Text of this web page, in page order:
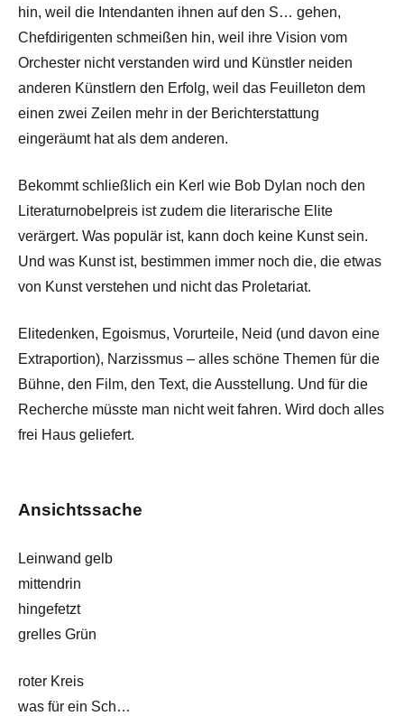
hin, weil die Intendanten ihnen auf den S… gehen,
Chefdirigenten schmeißen hin, weil ihre Vision vom
Orchester nicht verstanden wird und Künstler neiden
anderen Künstlern den Erfolg, weil das Feuilleton dem
einen zwei Zeilen mehr in der Berichterstattung
eingeräumt hat als dem anderen.
Bekommt schließlich ein Kerl wie Bob Dylan noch den
Literaturnobelpreis ist zudem die literarische Elite
verärgert. Was populär ist, kann doch keine Kunst sein.
Und was Kunst ist, bestimmen immer noch die, die etwas
von Kunst verstehen und nicht das Proletariat.
Elitedenken, Egoismus, Vorurteile, Neid (und davon eine
Extraportion), Narzissmus – alles schöne Themen für die
Bühne, den Film, den Text, die Ausstellung. Und für die
Recherche müsste man nicht weit fahren. Wird doch alles
frei Haus geliefert.
Ansichtssache
Leinwand gelb
mittendrin
hingefetzt
grelles Grün
roter Kreis
was für ein Sch…